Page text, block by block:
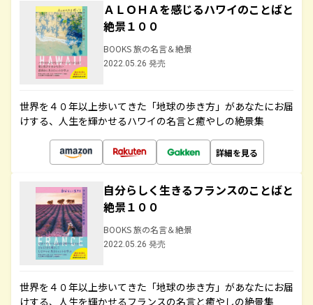
ＡＬＯＨＡを感じるハワイのことばと
絶景１００
BOOKS 旅の名言＆絶景
2022.05.26 発売
世界を４０年以上歩いてきた「地球の歩き方」があなたにお届
けする、人生を輝かせるハワイの名言と癒やしの絶景集
詳細を見る
自分らしく生きるフランスのことばと
絶景１００
BOOKS 旅の名言＆絶景
2022.05.26 発売
世界を４０年以上歩いてきた「地球の歩き方」があなたにお届
けする、人生を輝かせるフランスの名言と癒やしの絶景集